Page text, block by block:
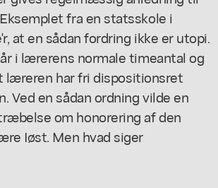
fra en statsskole i
at en sådan fordring ikke er utopi.
i lærerens normale timeantal og
læreren har fri dispositionsret
Ved en sådan ordning vilde en
om honorering af den
Iøst. Men hvad siger